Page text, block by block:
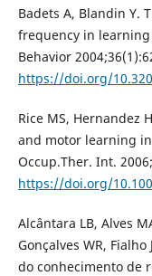
Badets A, Blandin Y.
frequency in
Behavior
https://doi.org/
Rice MS, Hernandez
and motor learning
Occup.Ther. Int.
https://doi.org/
Alcântara LB, Alves
Gonçalves WR,
do conhecimento de